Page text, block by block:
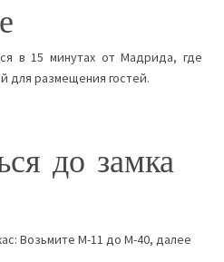
в 15 минутах от Мадрида, где
для размещения гостей.
до замка
Возьмите М-11 до М-40, далее